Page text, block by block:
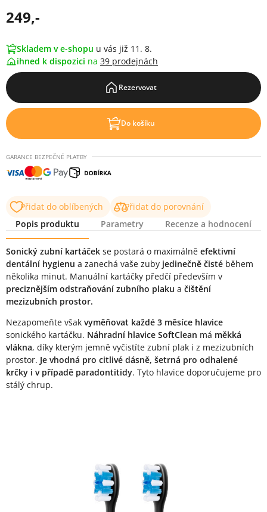
249,-
Skladem v e-shopu u vás již 11. 8.
ihned k dispozici na 39 prodejnách
Rezervovat
Do košíku
GARANCE BEZPEČNÉ PLATBY
Přidat do oblíbených
Přidat do porovnání
Popis produktu
Parametry Recenze a hodnocení
Popis produktu
Sonický zubní kartáček se postará o maximálně efektivní
dentální hygienu a zanechá vaše zuby jedinečně čisté během
několika minut. Manuální kartáčky předčí především v
preciznějším odstraňování zubního plaku a čištění
mezizubních prostor.
Nezapomeňte však vyměňovat každé 3 měsíce hlavice
sonického kartáčku. Náhradní hlavice SoftClean má měkká
vlákna, díky kterým jemně vyčistíte zubní plak i z mezizubních
prostor. Je vhodná pro citlivé dásně, šetrná pro odhalené
krčky i v případě paradontitidy. Tyto hlavice doporučujeme pro
stálý chrup.